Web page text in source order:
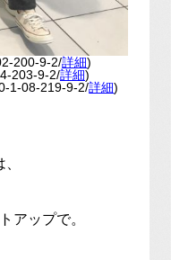
200-9-2/詳細)
203-9-2/詳細)
1-08-219-9-2/詳細)
アップで。